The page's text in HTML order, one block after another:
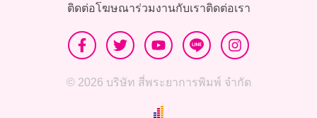
ติดต่อโฆษณาร่วมงานกับเราติดต่อเรา
© 2026 บริษัท สี่พระยาการพิมพ์ จำกัด